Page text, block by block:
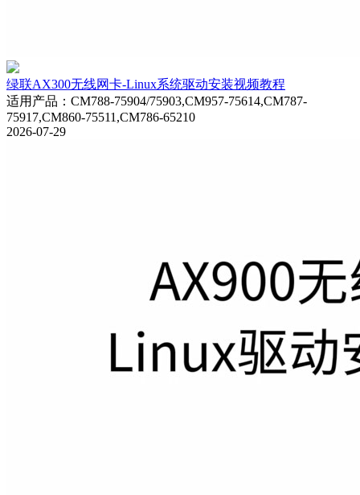
绿联AX300无线网卡-Linux系统驱动安装视频教程
适用产品 ： CM788-75904/75903,CM957-75614,CM787-
75917,CM860-75511,CM786-65210
2026-07-29